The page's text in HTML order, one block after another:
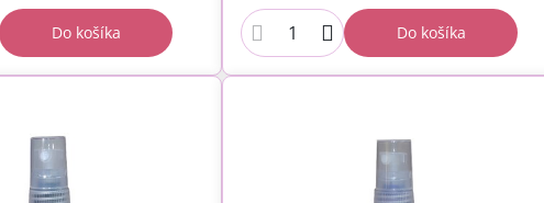
Do košíka Do košíka